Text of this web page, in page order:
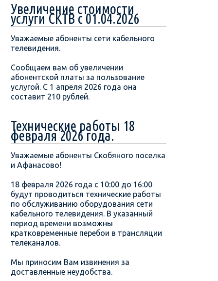
Увеличение стоимости
услуги СКТВ с 01.04.2026
Уважаемые абоненты сети кабельного
телевидения.
Сообщаем вам об увеличении
абонентской платы за пользование
услугой. С 1 апреля 2026 года она
составит 210 рублей.
Технические работы 18
февраля 2026 года.
Уважаемые абоненты Скобяного поселка
и Афанасово!
18 февраля 2026 года с 10:00 до 16:00
будут проводиться технические работы
по обслуживанию оборудования сети
кабельного телевидения. В указанный
период времени возможны
кратковременные перебои в трансляции
телеканалов.
Мы приносим Вам извинения за
доставленные неудобства.